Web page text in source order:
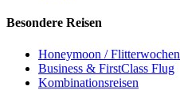
Besondere Reisen
Honeymoon / Flitterwochen
Business & FirstClass Flug
Kombinationsreisen